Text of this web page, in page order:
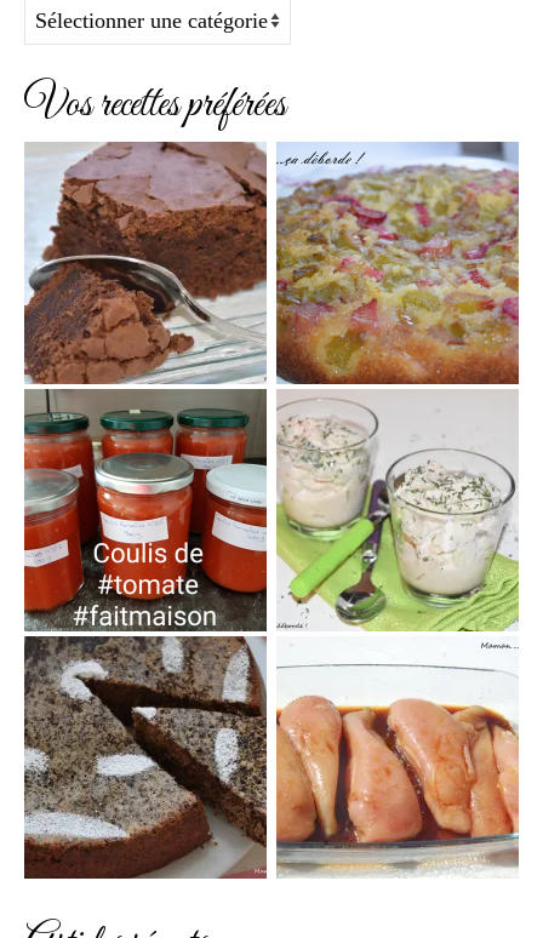
Catégories
Vos recettes préférées